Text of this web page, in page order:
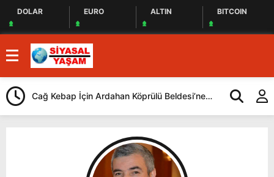
DOLAR EURO ALTIN BITCOIN
Cağ Kebap İçin Ardahan Köprülü Beldesi’ne
Geliyorlar
CHP,
Yaptı